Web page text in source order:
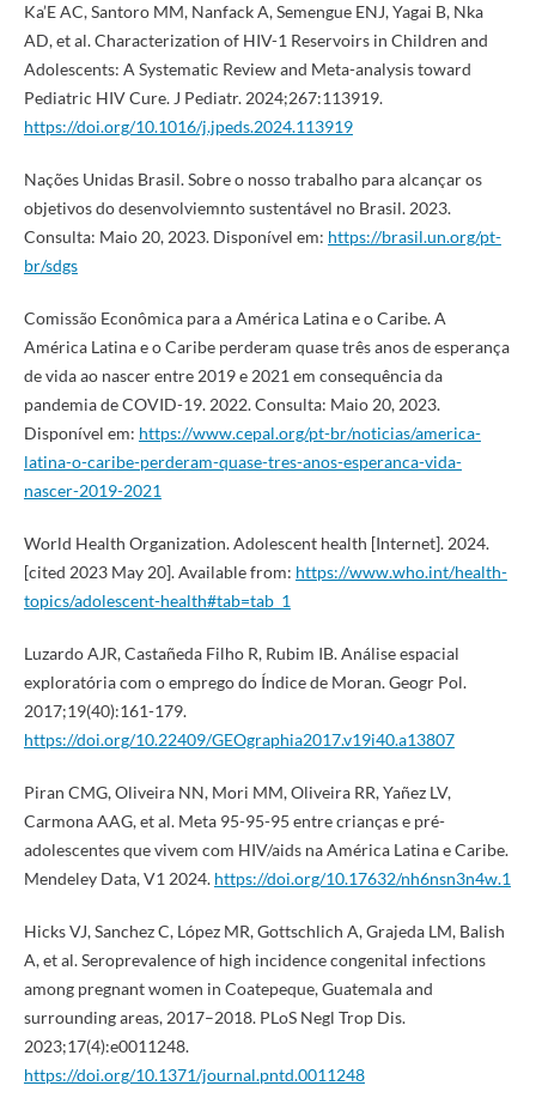
Ka’E AC, Santoro MM, Nanfack A, Semengue ENJ, Yagai B, Nka
AD, et al. Characterization of HIV-1 Reservoirs in Children and
Adolescents: A Systematic Review and Meta-analysis toward
Pediatric HIV Cure. J Pediatr. 2024;267:113919.
https://doi.org/10.1016/j.jpeds.2024.113919
Nações Unidas Brasil. Sobre o nosso trabalho para alcançar os
objetivos do desenvolviemnto sustentável no Brasil. 2023.
Consulta: Maio 20, 2023. Disponível em: https://brasil.un.org/pt-
br/sdgs
Comissão Econômica para a América Latina e o Caribe. A
América Latina e o Caribe perderam quase três anos de esperança
de vida ao nascer entre 2019 e 2021 em consequência da
pandemia de COVID-19. 2022. Consulta: Maio 20, 2023.
Disponível em: https://www.cepal.org/pt-br/noticias/america-
latina-o-caribe-perderam-quase-tres-anos-esperanca-vida-
nascer-2019-2021
World Health Organization. Adolescent health [Internet]. 2024.
[cited 2023 May 20]. Available from: https://www.who.int/health-
topics/adolescent-health#tab=tab_1
Luzardo AJR, Castañeda Filho R, Rubim IB. Análise espacial
exploratória com o emprego do Índice de Moran. Geogr Pol.
2017;19(40):161-179.
https://doi.org/10.22409/GEOgraphia2017.v19i40.a13807
Piran CMG, Oliveira NN, Mori MM, Oliveira RR, Yañez LV,
Carmona AAG, et al. Meta 95-95-95 entre crianças e pré-
adolescentes que vivem com HIV/aids na América Latina e Caribe.
Mendeley Data, V1 2024. https://doi.org/10.17632/nh6nsn3n4w.1
Hicks VJ, Sanchez C, López MR, Gottschlich A, Grajeda LM, Balish
A, et al. Seroprevalence of high incidence congenital infections
among pregnant women in Coatepeque, Guatemala and
surrounding areas, 2017–2018. PLoS Negl Trop Dis.
2023;17(4):e0011248.
https://doi.org/10.1371/journal.pntd.0011248